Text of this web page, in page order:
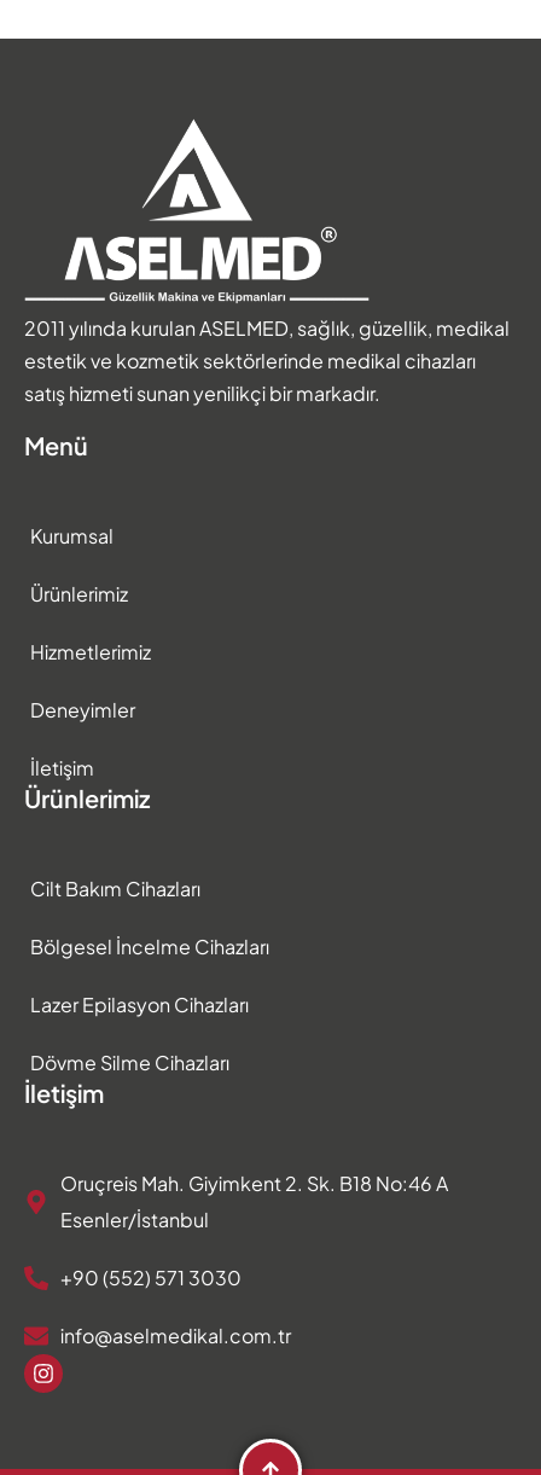
2011 yılında kurulan ASELMED, sağlık, güzellik, medikal
estetik ve kozmetik sektörlerinde medikal cihazları
satış hizmeti sunan yenilikçi bir markadır.
Menü
Kurumsal
Ürünlerimiz
Hizmetlerimiz
Deneyimler
İletişim
Ürünlerimiz
Cilt Bakım Cihazları
Bölgesel İncelme Cihazları
Lazer Epilasyon Cihazları
Dövme Silme Cihazları
İletişim
Oruçreis Mah. Giyimkent 2. Sk. B18 No:46 A
Esenler/İstanbul
+90 (552) 571 3030
info@aselmedikal.com.tr